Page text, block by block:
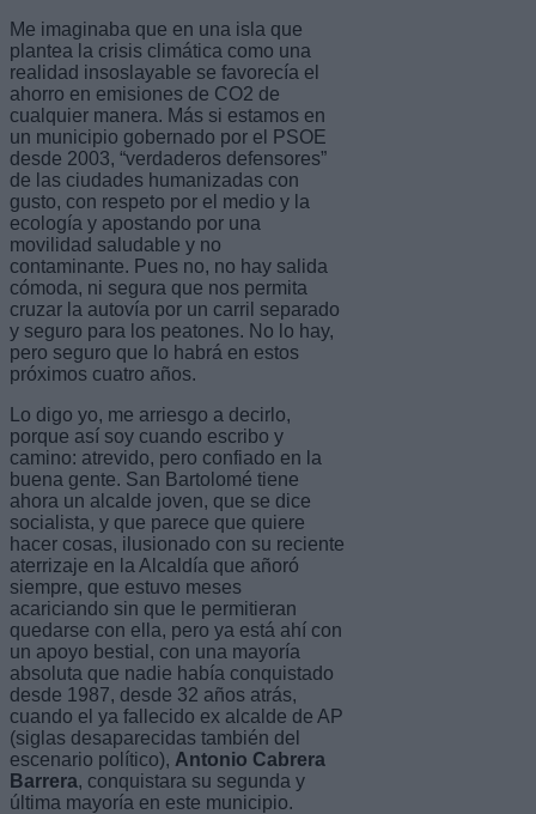
Me imaginaba que en una isla que
plantea la crisis climática como una
realidad insoslayable se favorecía el
ahorro en emisiones de CO2 de
cualquier manera. Más si estamos en
un municipio gobernado por el PSOE
desde 2003, “verdaderos defensores”
de las ciudades humanizadas con
gusto, con respeto por el medio y la
ecología y apostando por una
movilidad saludable y no
contaminante. Pues no, no hay salida
cómoda, ni segura que nos permita
cruzar la autovía por un carril separado
y seguro para los peatones. No lo hay,
pero seguro que lo habrá en estos
próximos cuatro años.
Lo digo yo, me arriesgo a decirlo,
porque así soy cuando escribo y
camino: atrevido, pero confiado en la
buena gente. San Bartolomé tiene
ahora un alcalde joven, que se dice
socialista, y que parece que quiere
hacer cosas, ilusionado con su reciente
aterrizaje en la Alcaldía que añoró
siempre, que estuvo meses
acariciando sin que le permitieran
quedarse con ella, pero ya está ahí con
un apoyo bestial, con una mayoría
absoluta que nadie había conquistado
desde 1987, desde 32 años atrás,
cuando el ya fallecido ex alcalde de AP
(siglas desaparecidas también del
escenario político), Antonio Cabrera
Barrera, conquistara su segunda y
última mayoría en este municipio.